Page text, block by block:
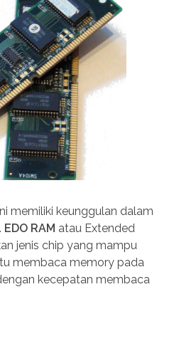
memiliki keunggulan dalam
EDO RAM atau Extended
jenis chip yang mampu
membaca memory pada
kecepatan membaca